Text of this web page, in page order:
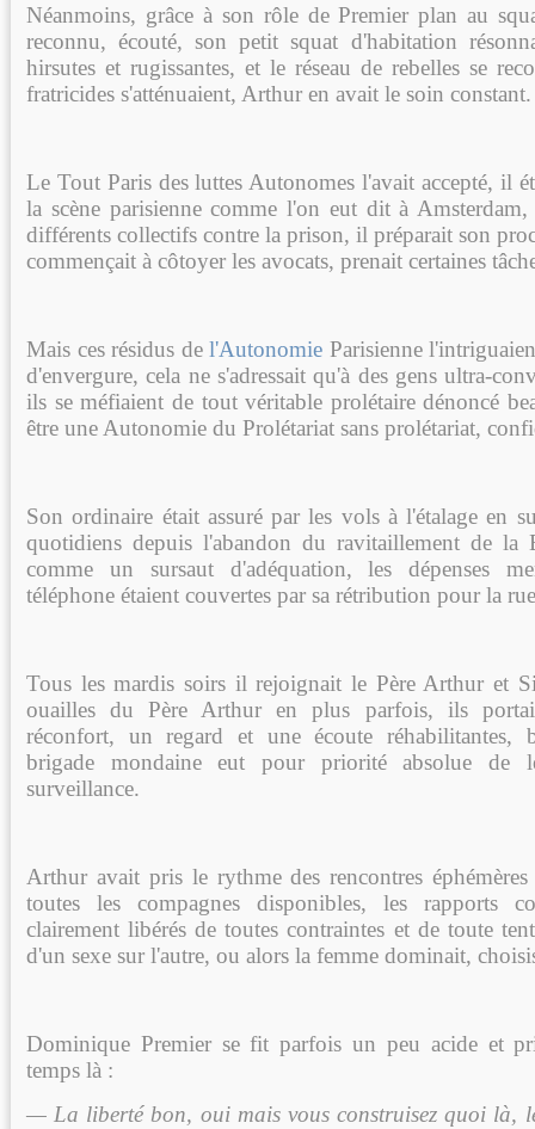
Néanmoins, grâce à son rôle de Premier plan au
reconnu, écouté, son petit squat d'habitation
hirsutes et rugissantes, et le réseau de rebelles se
fratricides s'atténuaient, Arthur en avait le soin constant.
Le Tout Paris des luttes Autonomes l'avait accepté, il
la scène parisienne comme l'on eut dit à
différents collectifs contre la prison, il préparait son
commençait à côtoyer les avocats, prenait certaines
Mais ces résidus del'Autonomie Parisienne
d'envergure, cela ne s'adressait qu'à des gens ultra-
ils se méfiaient de tout véritable prolétaire dénoncé
être une Autonomie du Prolétariat sans prolétariat,
Son ordinaire était assuré par les vols à l'étalage en
quotidiens depuis l'abandon du ravitaillement de la
comme un sursaut d'adéquation, les dépenses
téléphone étaient couvertes par sa rétribution pour la
Tous les mardis soirs il rejoignait le Père Arthur et
ouailles du Père Arthur en plus parfois, ils
réconfort, un regard et une écoute réhabilitantes,
brigade mondaine eut pour priorité absolue de
surveillance.
Arthur avait pris le rythme des rencontres éphémères
toutes les compagnes disponibles, les rapports
clairement libérés de toutes contraintes et de toute
d'un sexe sur l'autre, ou alors la femme dominait,
Dominique Premier se fit parfois un peu acide et
temps là :
— La liberté bon, oui mais vous construisez quoi là,